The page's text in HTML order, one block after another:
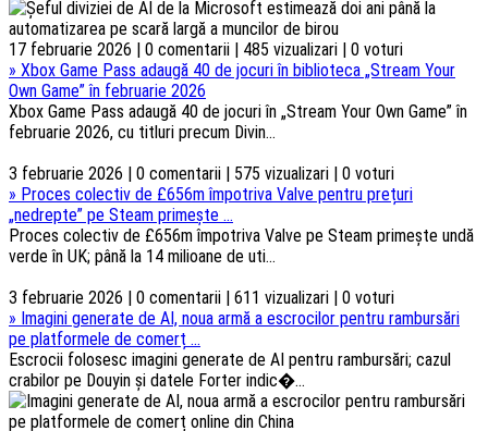
17 februarie 2026 | 0 comentarii | 485 vizualizari | 0 voturi
» Xbox Game Pass adaugă 40 de jocuri în biblioteca „Stream Your
Own Game” în februarie 2026
Xbox Game Pass adaugă 40 de jocuri în „Stream Your Own Game” în
februarie 2026, cu titluri precum Divin...
3 februarie 2026 | 0 comentarii | 575 vizualizari | 0 voturi
» Proces colectiv de £656m împotriva Valve pentru prețuri
„nedrepte” pe Steam primește ...
Proces colectiv de £656m împotriva Valve pe Steam primește undă
verde în UK; până la 14 milioane de uti...
3 februarie 2026 | 0 comentarii | 611 vizualizari | 0 voturi
» Imagini generate de AI, noua armă a escrocilor pentru rambursări
pe platformele de comerț ...
Escrocii folosesc imagini generate de AI pentru rambursări; cazul
crabilor pe Douyin și datele Forter indic�...